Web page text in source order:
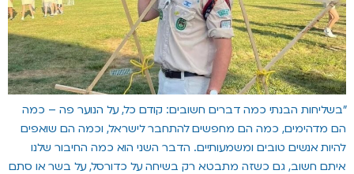
״בשליחות הבנתי כמה דברים חשובים: קודם כל, על הנוער פה – כמה
הם מדהימים, כמה הם מחפשים להתחבר לישראל, וכמה הם שואפים
להיות אנשים טובים ומשמעותיים. הדבר השני הוא כמה החיבור שלנו
איתם חשוב, גם כשזה מתבטא רק בשיחה על כדורסל, על בשר או סתם